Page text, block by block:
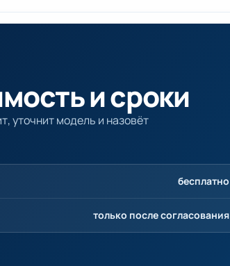
и сроки
уточнит модель и назовёт
бесплатно
только после согласования